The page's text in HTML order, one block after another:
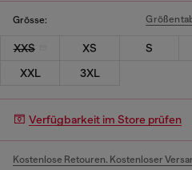
Grösse:
XXS XS S
XXL
3XL
Verfügbarkeit im Store prüfen
Kostenlose Retouren. Kostenloser